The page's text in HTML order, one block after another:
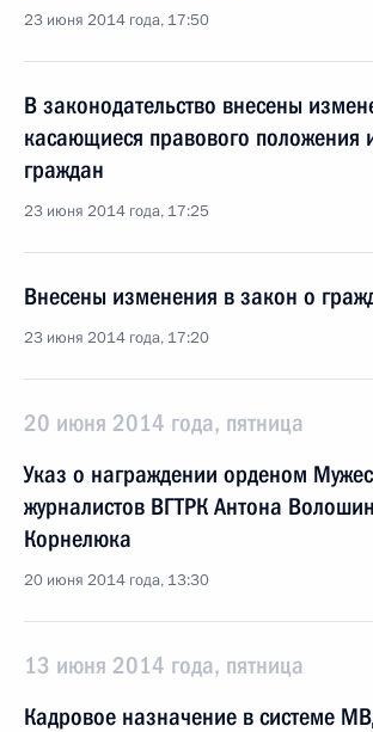
23 июня 2014 года, 17:50
В законодательство внесены
касающиеся правового положения
граждан
23 июня 2014 года, 17:25
Внесены изменения в закон о
23 июня 2014 года, 17:20
20 июня 2014 года, пятница
Указ о награждении орденом
журналистов ВГТРК Антона
Корнелюка
20 июня 2014 года, 13:30
13 июня 2014 года, пятница
Кадровое назначение в системе